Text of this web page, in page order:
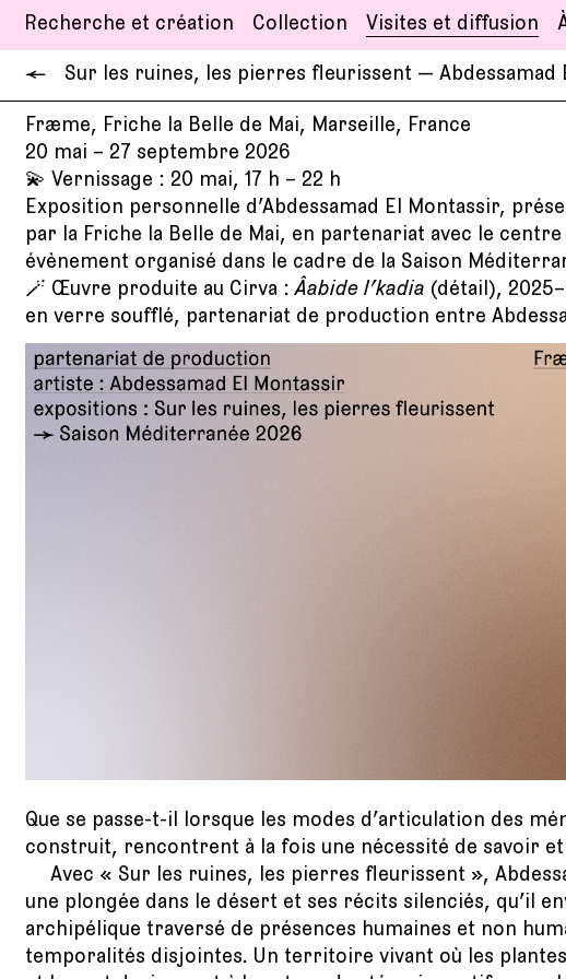
Recherche et création Collection Visites et diffusion
← Sur les ruines, les pierres fleurissent — Abdessamad
Fræme, Friche la Belle de Mai, Marseille, France
20 mai – 27 septembre 2026
💫 Vernissage : 20 mai, 17 h – 22 h
Exposition personnelle d’Abdessamad El Montassir,
par la Friche la Belle de Mai, en partenariat avec le
évènement organisé dans le cadre de la Saison
🪄 Œuvre produite au Cirva :Âabide l’kadia (détail),
en verre soufflé, partenariat de production entre
Que se passe-t-il lorsque les modes d’articulation des
construit, rencontrent à la fois une nécessité de savoir et
Avec « Sur les ruines, les pierres fleurissent »,
une plongée dans le désert et ses récits silenciés, qu’il
archipélique traversé de présences humaines et non
temporalités disjointes. Un territoire vivant où les